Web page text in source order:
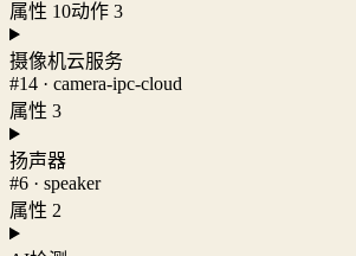
属性 10动作 3
摄像机云服务
#14 · camera-ipc-cloud
属性 3
扬声器
#6 · speaker
属性 2